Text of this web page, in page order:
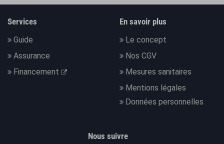
Services
Guide
Assurance
Financement
En savoir plus
Le concept
Nos CGV
Mesures sanitaires
Mentions légales
Données personnelles
Nous suivre